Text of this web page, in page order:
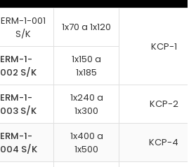
ERM-1-001
S/K
1x70 a 1x120
KCP-1
ERM-1-
002 S/K
1x150 a
1x185
ERM-1-
003 S/K
1x240 a
1x300
KCP-2
ERM-1-
004 S/K
1x400 a
1x500
KCP-4